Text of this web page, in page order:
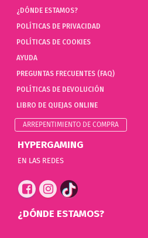
¿DÓNDE ESTAMOS?
POLÍTICAS DE PRIVACIDAD
POLÍTICAS DE COOKIES
AYUDA
PREGUNTAS FRECUENTES (FAQ)
POLÍTICAS DE DEVOLUCIÓN
LIBRO DE QUEJAS ONLINE
ARREPENTIMIENTO DE COMPRA
HYPERGAMING
EN LAS REDES
¿DÓNDE ESTAMOS?